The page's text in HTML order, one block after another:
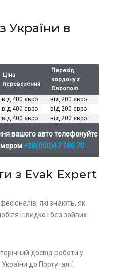
України в
Ціна
перевезення
Перехід
кордону з
Європою
від 400 євро
від 200 євро
від 400 євро
від 200 євро
від 400 євро від 200 євро
вашого авто телефонуйте
+38(050)47 186 70
з Evak Expert
які знають, як
швидко і без зайвих
досвід роботи у
до Португалії.
на просчет
с нашим
на прорахунок
з нашим